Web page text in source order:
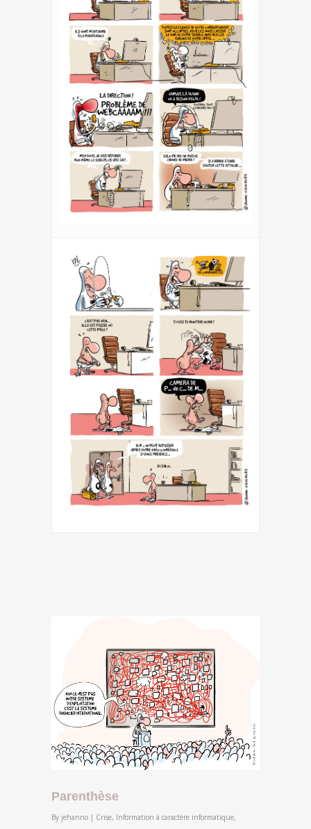
Parenthèse
By jehanno | Crise, Information à caractère informatique,